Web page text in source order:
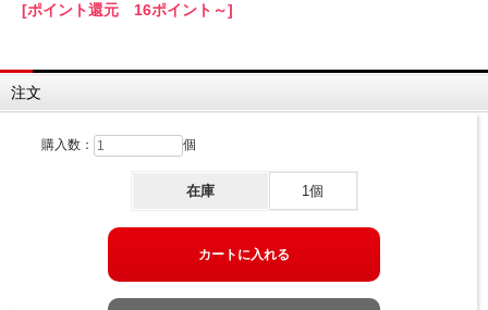
[ポイント還元 16ポイント～]
注文
購入数： 個
在庫 1個